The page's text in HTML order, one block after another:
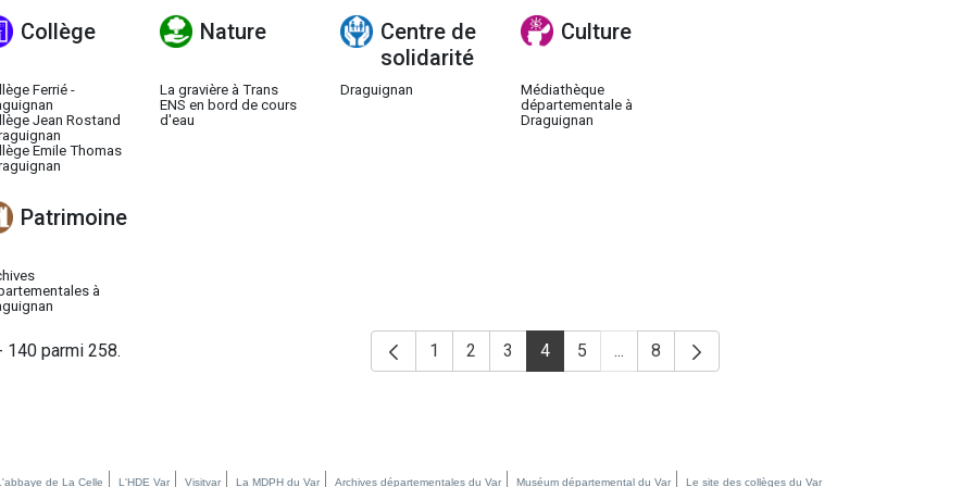
Collège
Ferrié -
Jean Rostand
Emile Thomas
Nature
La gravière à Trans
ENS en bord de cours
d'eau
Centre de
solidarité
Draguignan
Culture
Médiathèque
départementale à
Draguignan
Patrimoine
à
parmi 258. Page
1 Page
2 Page
3 Page
4 Page
5 ...Pages intermédiaires Utilisez TAB pour
Page
8
de La Celle L'HDE Var Visitvar La MDPH du Var Archives départementales du Var Muséum départemental du Var Le site des collèges du Var